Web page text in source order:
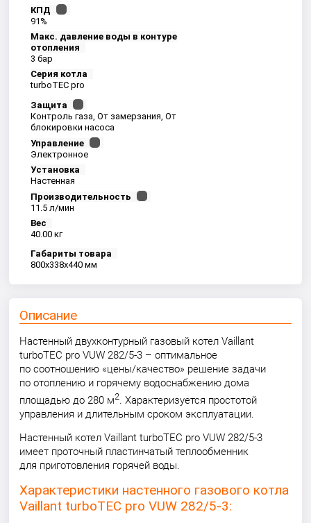
КПД
91%
Макс. давление воды в контуре
отопления
3 бар
Серия котла
turboTEC pro
Защита
Контроль газа, От замерзания, От
блокировки насоса
Управление
Электронное
Установка
Настенная
Производительность
11.5 л/мин
Вес
40.00 кг
Габариты товара
800x338x440 мм
Описание
Настенный двухконтурный газовый котел Vaillant
turboTEC pro VUW 282/5-3 – оптимальное
по соотношению «цены/качество» решение задачи
по отоплению и горячему водоснабжению дома
площадью до 280 м2. Характеризуется простотой
управления и длительным сроком эксплуатации.
Настенный котел Vaillant turboTEC pro VUW 282/5-3
имеет проточный пластинчатый теплообменник
для приготовления горячей воды.
Характеристики настенного газового котла
Vaillant turboTEC pro VUW 282/5-3: